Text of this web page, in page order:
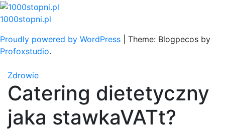
Skip
to
1000stopni.pl
Proudly powered by WordPress
Theme: Blogpecos by
Profoxstudio.
Zdrowie
Catering dietetyczny
jaka stawkaVATt?